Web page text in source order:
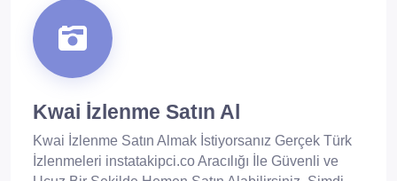
Kwai İzlenme Satın Al
Kwai İzlenme Satın Almak İstiyorsanız Gerçek Türk
İzlenmeleri instatakipci.co Aracılığı İle Güvenli ve